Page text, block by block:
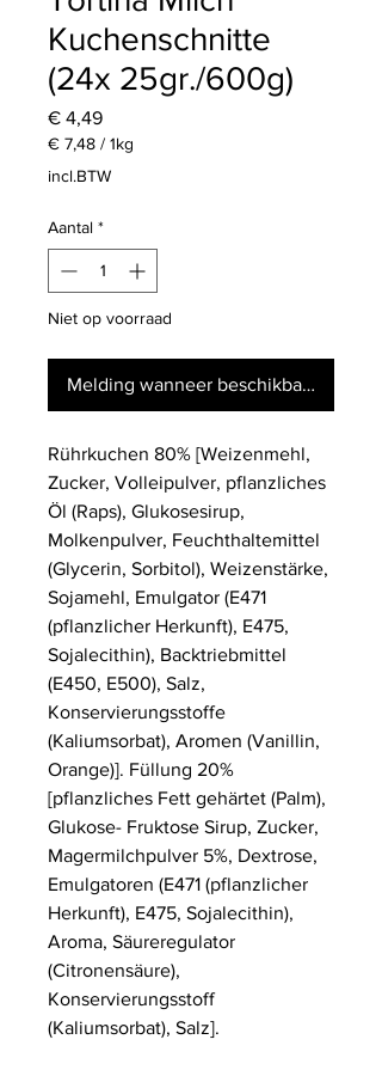
Kuchenschnitte
(24x 25gr./600g)
€ 4,49Prijs
€ 7,48 / 1kg
€ 7,48
per
Kilogram
incl.BTW
Aantal *
Niet op voorraad
Melding wanneer beschikbaar
Rührkuchen 80% [Weizenmehl,
Zucker, Volleipulver, pflanzliches
Öl (Raps), Glukosesirup,
Molkenpulver, Feuchthaltemittel
(Glycerin, Sorbitol), Weizenstärke,
Sojamehl, Emulgator (E471
(pflanzlicher Herkunft), E475,
Sojalecithin), Backtriebmittel
(E450, E500), Salz,
Konservierungsstoffe
(Kaliumsorbat), Aromen (Vanillin,
Orange)]. Füllung 20%
[pflanzliches Fett gehärtet (Palm),
Glukose- Fruktose Sirup, Zucker,
Magermilchpulver 5%, Dextrose,
Emulgatoren (E471 (pflanzlicher
Herkunft), E475, Sojalecithin),
Aroma, Säureregulator
(Citronensäure),
Konservierungsstoff
(Kaliumsorbat), Salz].